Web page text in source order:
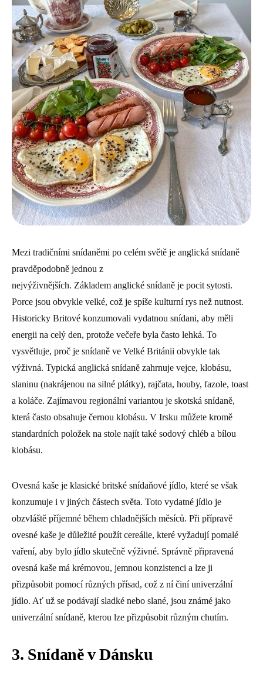
Mezi tradičními snídaněmi po celém světě je anglická snídaně
pravděpodobně jednou z
nejvýživnějších. Základem anglické snídaně je pocit sytosti.
Porce jsou obvykle velké, což je spíše kulturní rys než nutnost.
Historicky Britové konzumovali vydatnou snídani, aby měli
energii na celý den, protože večeře byla často lehká. To
vysvětluje, proč je snídaně ve Velké Británii obvykle tak
výživná. Typická anglická snídaně zahrnuje vejce, klobásu,
slaninu (nakrájenou na silné plátky), rajčata, houby, fazole, toast
a koláče. Zajímavou regionální variantou je skotská snídaně,
která často obsahuje černou klobásu. V Irsku můžete kromě
standardních položek na stole najít také sodový chléb a bílou
klobásu.
Ovesná kaše je klasické britské snídaňové jídlo, které se však
konzumuje i v jiných částech světa. Toto vydatné jídlo je
obzvláště příjemné během chladnějších měsíců. Při přípravě
ovesné kaše je důležité použít cereálie, které vyžadují pomalé
vaření, aby bylo jídlo skutečně výživné. Správně připravená
ovesná kaše má krémovou, jemnou konzistenci a lze ji
přizpůsobit pomocí různých přísad, což z ní činí univerzální
jídlo. Ať už se podávají sladké nebo slané, jsou známé jako
univerzální snídaně, kterou lze přizpůsobit různým chutím.
3. Snídaně v Dánsku